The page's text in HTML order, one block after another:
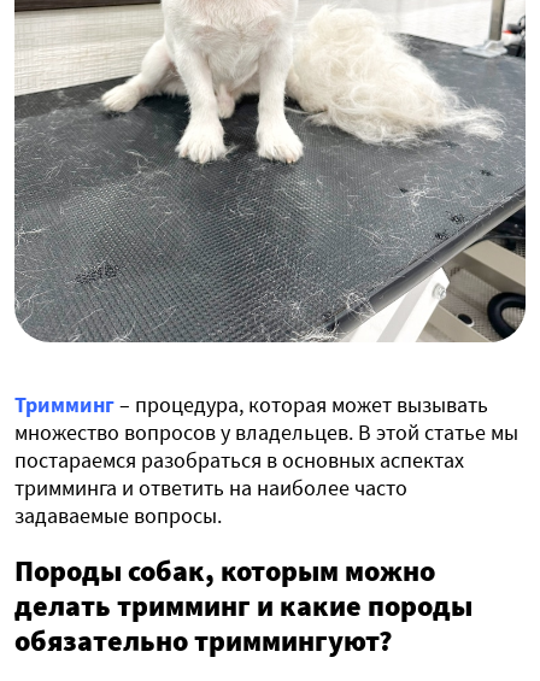
Тримминг– процедура, которая может вызывать
множество вопросов у владельцев. В этой статье мы
постараемся разобраться в основных аспектах
тримминга и ответить на наиболее часто
задаваемые вопросы.
Породы собак, которым можно
делать тримминг и какие породы
обязательно триммингуют?